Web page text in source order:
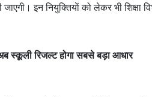
जाएगी। इन नियुक्तियाें को लेकर भी
स्कूली रिजल्ट होगा सबसे बड़ा आधार